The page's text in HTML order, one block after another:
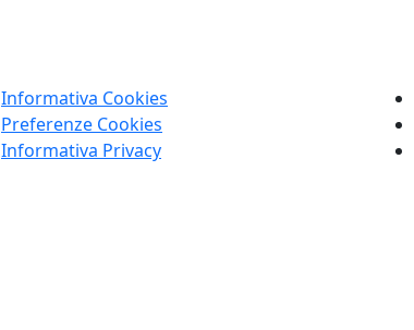
Informativa Cookies
Preferenze Cookies
Informativa Privacy